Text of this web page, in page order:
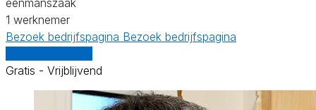
1 werknemer
Bezoek bedrijfspagina Bezoek bedrijfspagina
Gratis - Vrijblijvend